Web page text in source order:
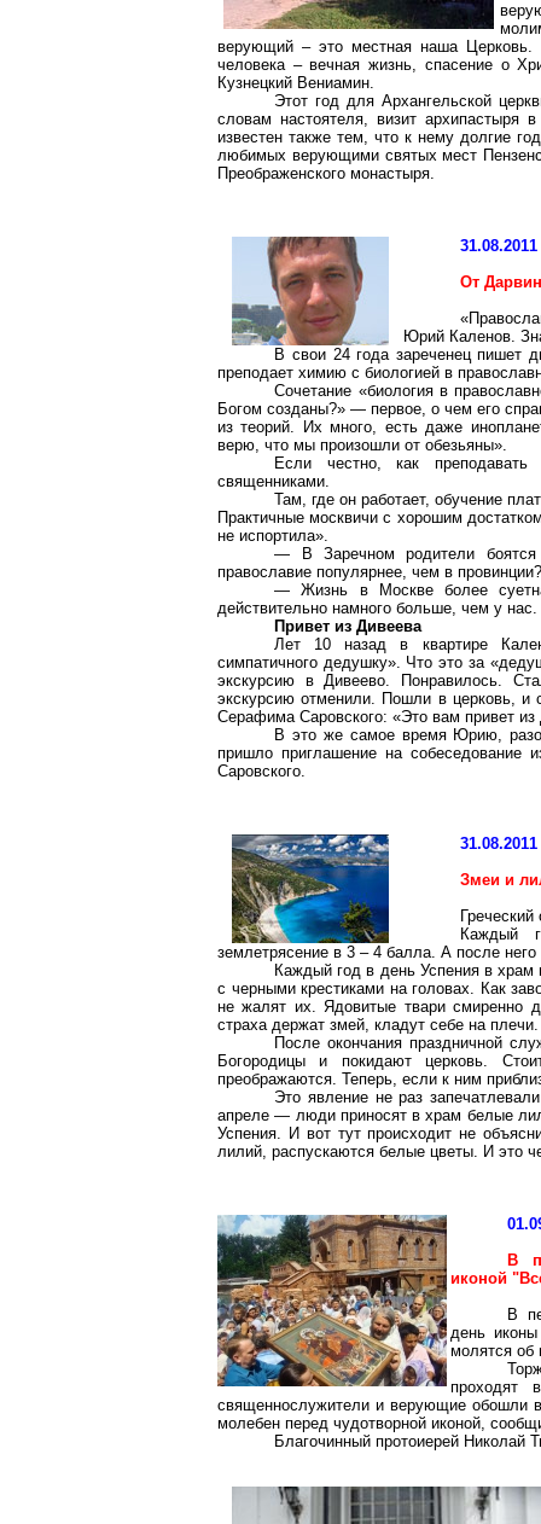
верующий – это местная наша Церковь.
человека – вечная жизнь, спасение о
Кузнецкий Вениамин.
Этот год для Архангельской
словам настоятеля, визит архипастыря
известен также тем, что к нему долгие
любимых верующими святых мест
Преображенского монастыря.
31.08.2011
От
Юрий Каленов.
В свои 24 года зареченецпишет
преподает химию с биологией в
Сочетание «биология в
Богом созданы?» — первое, о чем его
из теорий. Их много, есть даже
верю, что мы произошли от обезьяны».
Если честно, как
священниками.
Там, где он работает, обучение
Практичные москвичи с хорошим
не испортила».
— В Заречном родители боятся
православие популярнее, чем в провинции?
— Жизнь в Москве более
действительно намного больше, чем у
Привет из Дивеева
Лет 10 назад в квартире
симпатичного дедушку». Что это за
экскурсию в Дивеево. Понравилось.
экскурсию отменили. Пошли в церковь, и
Серафима Саровского: «Это вам привет из
В это же самое время Юрию,
пришло приглашение на собеседование
Саровского.
31.08.2011
Змеи и
Каждый
землетрясение в 3 – 4 балла. А после
Каждый год в день Успения в храм
с черными крестиками на головах. Как
не жалят их. Ядовитые твари смиренно
страха держат змей, кладут себе на плечи.
После окончания праздничной
Богородицы и покидают церковь.
преображаются. Теперь, если к ним
Это явление не раз
апреле — люди приносят в храм белые
Успения. И вот тут происходит не
лилий, распускаются белые цветы. И это
В
иконой
В
день
молятся об
проходят
священнослужители и верующие обошли
молебен перед чудотворной иконой,
Благочинный протоиерей Николай